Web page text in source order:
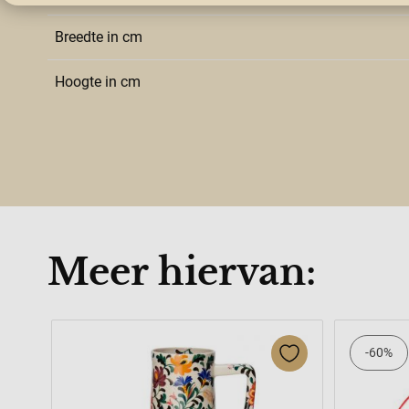
Breedte in cm
Hoogte in cm
Meer hiervan:
Press to skip carousel
-60%